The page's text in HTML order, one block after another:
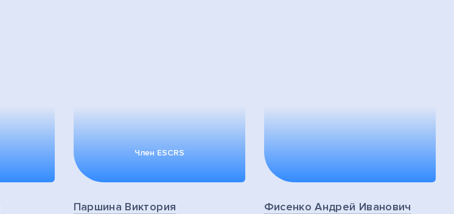
Член ESCRS
Паршина Виктория
Фисенко Андрей Иванович